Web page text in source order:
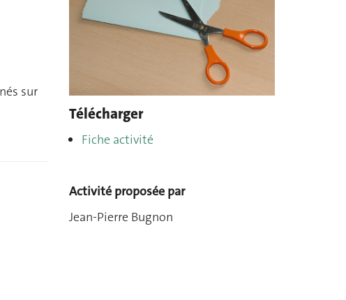
sur
Télécharger
Fiche activité
Activité proposée par
Jean-Pierre Bugnon